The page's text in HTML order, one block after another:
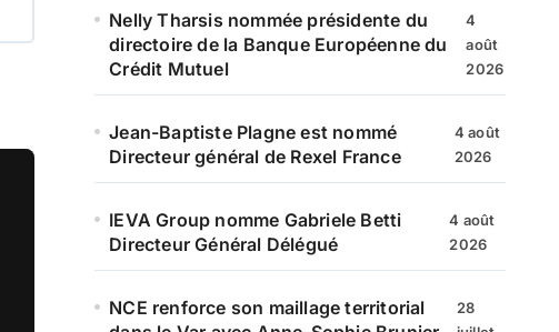
Nelly Tharsis nommée présidente du
directoire de la Banque Européenne du
Crédit Mutuel
4
août
2026
Jean-Baptiste Plagne est nommé
Directeur général de Rexel France
4 août
2026
IEVA Group nomme Gabriele Betti
Directeur Général Délégué
4 août
2026
NCE renforce son maillage territorial
28